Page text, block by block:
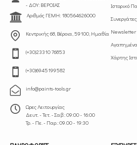
- ΔΟΥ: ΒΕΡΟΙΑΣ
Αριθμός ΓΕΜΗ: 180564626000
Κεντρικής 68, Βέροια, 59100, Ημαθία
(+30)23310 76853
(+30)6945199582
info@paints-tools.gr
Ωρες Λειτουργίας
Δευτ. - Τετ. - Σαβ.: 09:00 - 16:00
Τρ. - Πε. - Παρ.: 09.00 - 19:30
Ιστορικό
Συνεργάτες
Newsletter
Αγαπημένα
Χάρτης